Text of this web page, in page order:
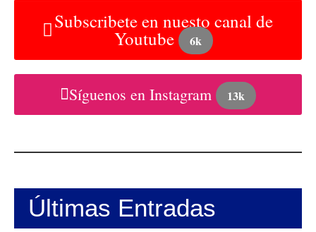
Subscribete en nuesto canal de
Youtube 6k
Síguenos en Instagram 13k
Últimas Entradas